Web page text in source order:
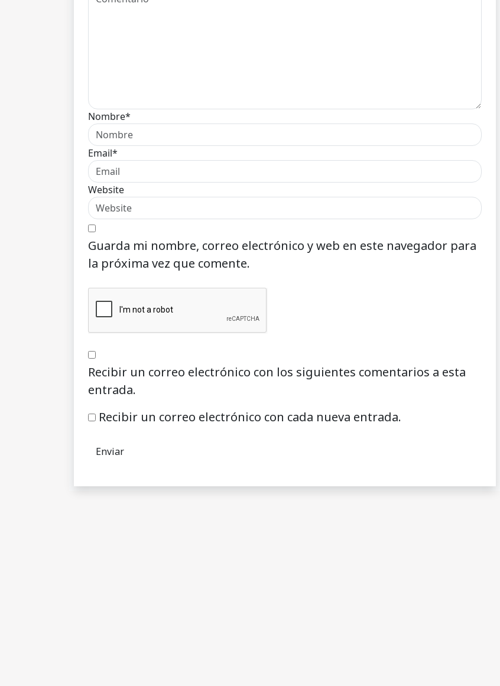
Nombre*
Email*
Website
Guarda mi nombre, correo electrónico y web en este navegador para
la próxima vez que comente.
Recibir un correo electrónico con los siguientes comentarios a esta
entrada.
Recibir un correo electrónico con cada nueva entrada.